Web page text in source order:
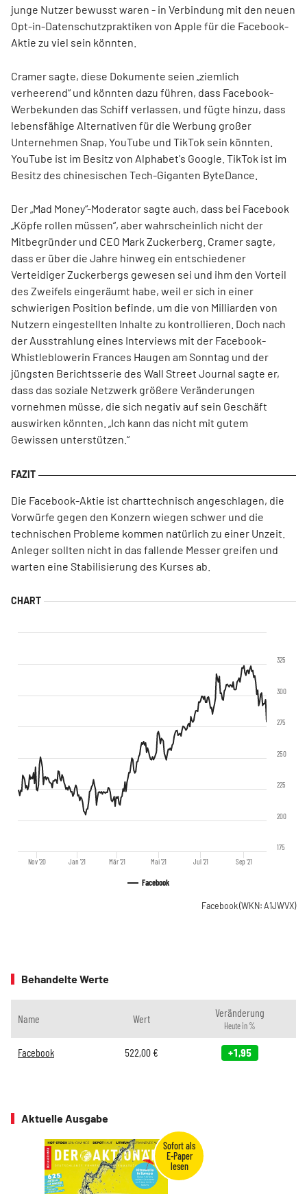
junge Nutzer bewusst waren - in Verbindung mit den neuen
Opt-in-Datenschutzpraktiken von Apple für die Facebook-
Aktie zu viel sein könnten.
Cramer sagte, diese Dokumente seien „ziemlich
verheerend“ und könnten dazu führen, dass Facebook-
Werbekunden das Schiff verlassen, und fügte hinzu, dass
lebensfähige Alternativen für die Werbung großer
Unternehmen Snap, YouTube und TikTok sein könnten.
YouTube ist im Besitz von Alphabet's Google. TikTok ist im
Besitz des chinesischen Tech-Giganten ByteDance.
Der „Mad Money“-Moderator sagte auch, dass bei Facebook
„Köpfe rollen müssen“, aber wahrscheinlich nicht der
Mitbegründer und CEO Mark Zuckerberg. Cramer sagte,
dass er über die Jahre hinweg ein entschiedener
Verteidiger Zuckerbergs gewesen sei und ihm den Vorteil
des Zweifels eingeräumt habe, weil er sich in einer
schwierigen Position befinde, um die von Milliarden von
Nutzern eingestellten Inhalte zu kontrollieren. Doch nach
der Ausstrahlung eines Interviews mit der Facebook-
Whistleblowerin Frances Haugen am Sonntag und der
jüngsten Berichtsserie des Wall Street Journal sagte er,
dass das soziale Netzwerk größere Veränderungen
vornehmen müsse, die sich negativ auf sein Geschäft
auswirken könnten. „Ich kann das nicht mit gutem
Gewissen unterstützen.“
Die Facebook-Aktie ist charttechnisch angeschlagen, die
Vorwürfe gegen den Konzern wiegen schwer und die
technischen Probleme kommen natürlich zu einer Unzeit.
Anleger sollten nicht in das fallende Messer greifen und
warten eine Stabilisierung des Kurses ab.
Facebook
Nov '20 Jan '21 Mär '21 Mai '21 Jul '21 Sep '21
175
200
225
250
275
300
325
Facebook(WKN: A1JWVX)
Behandelte Werte
Name Wert Veränderung
Heute in %
Facebook 522,00 € +1,95
Aktuelle Ausgabe